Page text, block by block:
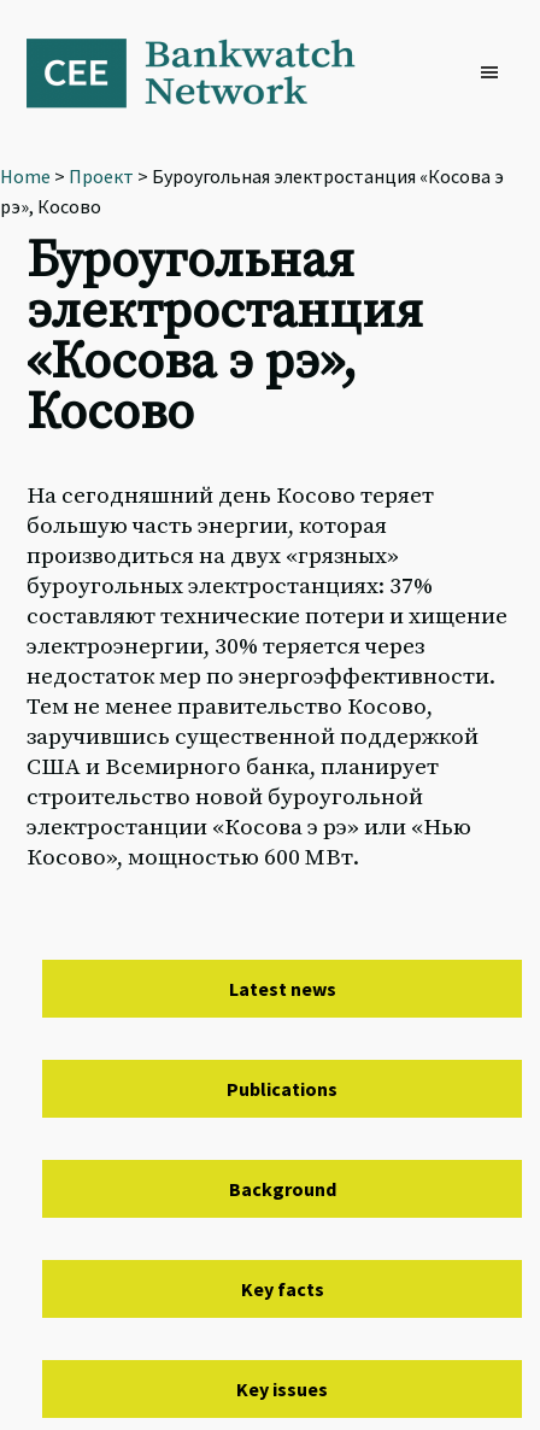
primary
navigation
content
footer
Home > Проект > Буроугольная электростанция «Косова э
рэ», Косово
Буроугольная
электростанция
«Косова э рэ»,
Косово
На сегодняшний день Косово теряет
большую часть энергии, которая
производиться на двух «грязных»
буроугольных электростанциях: 37%
составляют технические потери и хищение
электроэнергии, 30% теряется через
недостаток мер по энергоэффективности.
Тем не менее правительство Косово,
заручившись существенной поддержкой
США и Всемирного банка, планирует
строительство новой буроугольной
электростанции «Косова э рэ» или «Нью
Косово», мощностью 600 МВт.
Latest news
Publications
Background
Key facts
Key issues